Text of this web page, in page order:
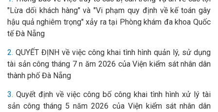
"Lừa dối khách hàng" và "Vi phạm quy định về kế toán gây
hậu quả nghiêm trọng" xảy ra tại Phòng khám đa khoa Quốc
tế Đà Nẵng
2. QUYẾT ĐỊNH về việc công khai tình hình quản lý, sử dụng
tài sản công tháng 7 n ăm 2026 của Viện kiểm sát nhân dân
thành phố Đà Nẵng
3. Quyết định về việc công bố công khai tình hình xử lý tài
sản công tháng 5 năm 2026 của Viện kiểm sát nhân dân